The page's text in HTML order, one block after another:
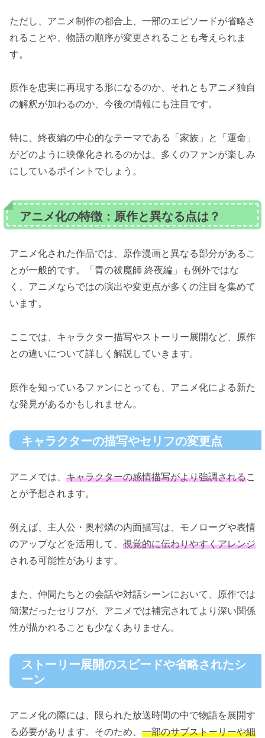
ただし、アニメ制作の都合上、一部のエピソードが省略さ
れることや、物語の順序が変更されることも考えられま
す。
原作を忠実に再現する形になるのか、それともアニメ独自
の解釈が加わるのか、今後の情報にも注目です。
特に、終夜編の中心的なテーマである「家族」と「運命」
がどのように映像化されるのかは、多くのファンが楽しみ
にしているポイントでしょう。
アニメ化の特徴：原作と異なる点は？
アニメ化された作品では、原作漫画と異なる部分があるこ
とが一般的です。「青の祓魔師 終夜編」も例外ではな
く、アニメならではの演出や変更点が多くの注目を集めて
います。
ここでは、キャラクター描写やストーリー展開など、原作
との違いについて詳しく解説していきます。
原作を知っているファンにとっても、アニメ化による新た
な発見があるかもしれません。
キャラクターの描写やセリフの変更点
アニメでは、 キャラクターの感情描写がより強調されるこ
とが予想されます。
例えば、主人公・奥村燐の内面描写は、モノローグや表情
のアップなどを活用して、 視覚的に伝わりやすくアレンジ
される可能性があります。
また、仲間たちとの会話や対話シーンにおいて、原作では
簡潔だったセリフが、アニメでは補完されてより深い関係
性が描かれることも少なくありません。
ストーリー展開のスピードや省略されたシ
ーン
アニメ化の際には、限られた放送時間の中で物語を展開す
る必要があります。そのため、 一部のサブストーリーや細